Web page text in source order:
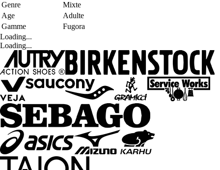
Genre
Mixte
Age
Adulte
Gamme
Fugora
Loading...
Loading...